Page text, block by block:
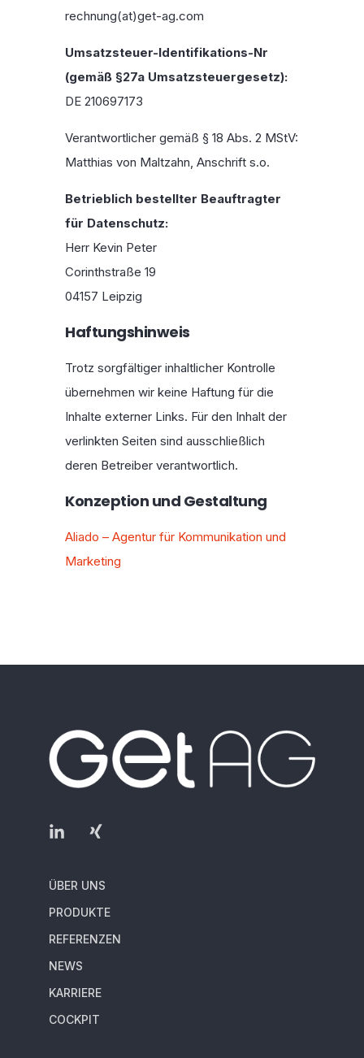
rechnung(at)get-ag.com
Umsatzsteuer-Identifikations-Nr
(gemäß §27a Umsatzsteuergesetz):
DE 210697173
Verantwortlicher gemäß § 18 Abs. 2 MStV:
Matthias von Maltzahn, Anschrift s.o.
Betrieblich bestellter Beauftragter
für Datenschutz:
Herr Kevin Peter
Corinthstraße 19
04157 Leipzig
Haftungshinweis
Trotz sorgfältiger inhaltlicher Kontrolle
übernehmen wir keine Haftung für die
Inhalte externer Links. Für den Inhalt der
verlinkten Seiten sind ausschließlich
deren Betreiber verantwortlich.
Konzeption und Gestaltung
Aliado – Agentur für Kommunikation und
Marketing
ÜBER UNS
PRODUKTE
REFERENZEN
NEWS
KARRIERE
COCKPIT